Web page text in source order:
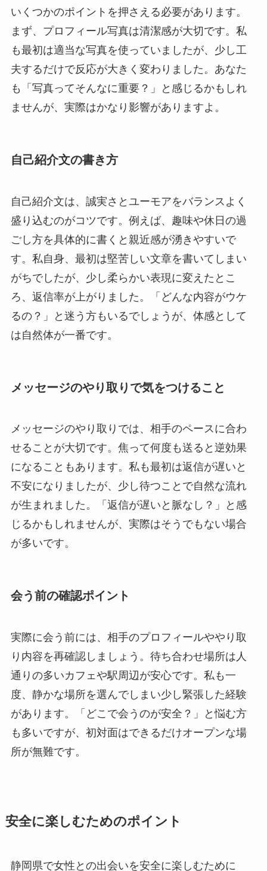
いくつかのポイントを押さえる必要があります。
まず、プロフィール写真は清潔感が大切です。私
も最初は適当な写真を使っていましたが、少し工
夫するだけで反応が大きく変わりました。あなた
も「写真ってそんなに重要？」と感じるかもしれ
ませんが、実際はかなり影響がありますよ。
自己紹介文の書き方
自己紹介文は、誠実さとユーモアをバランスよく
盛り込むのがコツです。例えば、趣味や休日の過
ごし方を具体的に書くと親近感が湧きやすいで
す。私自身、最初は堅苦しい文章を書いてしまい
がちでしたが、少し柔らかい表現に変えたとこ
ろ、返信率が上がりました。「どんな内容がウケ
るの？」と迷う方もいるでしょうが、体感として
は自然体が一番です。
メッセージのやり取りで気をつけること
メッセージのやり取りでは、相手のペースに合わ
せることが大切です。焦って何度も送ると逆効果
になることもあります。私も最初は返信が遅いと
不安になりましたが、少し待つことで自然な流れ
が生まれました。「返信が遅いと脈なし？」と感
じるかもしれませんが、実際はそうでもない場合
が多いです。
会う前の確認ポイント
実際に会う前には、相手のプロフィールややり取
り内容を再確認しましょう。待ち合わせ場所は人
通りの多いカフェや駅周辺が安心です。私も一
度、静かな場所を選んでしまい少し緊張した経験
があります。「どこで会うのが安全？」と悩む方
も多いですが、初対面はできるだけオープンな場
所が無難です。
安全に楽しむためのポイント
静岡県で女性との出会いを安全に楽しむために